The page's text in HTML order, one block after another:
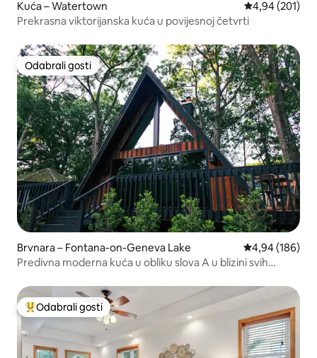
Kuća – Watertown Prosječna
4,94 (201)
Prekrasna viktorijanska kuća u povijesnoj četvrti
Odabrali gosti
Odabrali gosti
Brvnara – Fontana-on-Geneva Lake Prosječna
4,94 (186)
Predivna moderna kuća u obliku slova A u blizini svih
Među najviše rangiranima s oznakom „Odabrali gosti”
Odabrali gosti